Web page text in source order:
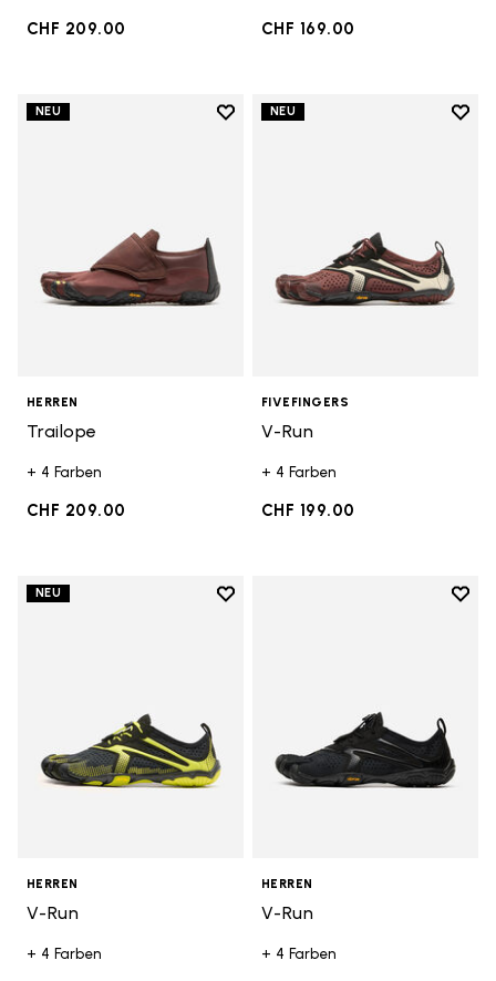
CHF 209.00 CHF 169.00
NEU
Add to wishlist
HERREN
Trailope
+ 4 Farben
CHF 209.00
NEU
Add
FIVEFINGERS
V-Run
+ 4 Farben
CHF 199.00
NEU
Add to wishlist
HERREN
V-Run
+ 4 Farben
Add
HERREN
V-Run
+ 4 Farben